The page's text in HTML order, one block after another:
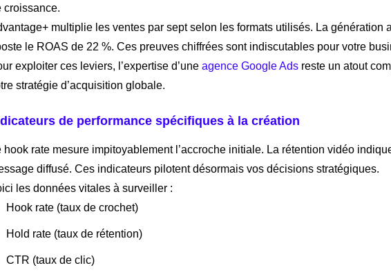
croissance.
multiplie les ventes par sept selon les formats utilisés. La génération
le ROAS de 22 %. Ces preuves chiffrées sont indiscutables pour votre
exploiter ces leviers, l’expertise d’une agence Google Ads reste un atout
stratégie d’acquisition globale.
de performance spécifiques à la création
hook rate mesure impitoyablement l’accroche initiale. La rétention vidéo
diffusé. Ces indicateurs pilotent désormais vos décisions stratégiques.
les données vitales à surveiller :
Hook rate (taux de crochet)
Hold rate (taux de rétention)
CTR (taux de clic)